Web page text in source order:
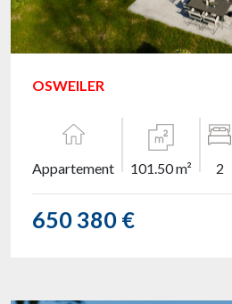
OSWEILER
Appartement 101.50 m² 2
650 380 €